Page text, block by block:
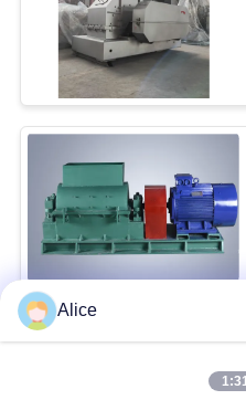
Alice